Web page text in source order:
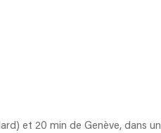
et 20 min de Genève, dans un